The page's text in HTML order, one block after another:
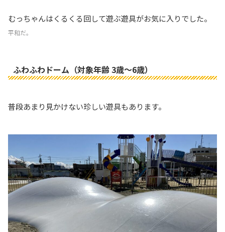
むっちゃんはくるくる回して遊ぶ遊具がお気に入りでした。
平和だ。
ふわふわドーム（対象年齢 3歳～6歳）
普段あまり見かけない珍しい遊具もあります。